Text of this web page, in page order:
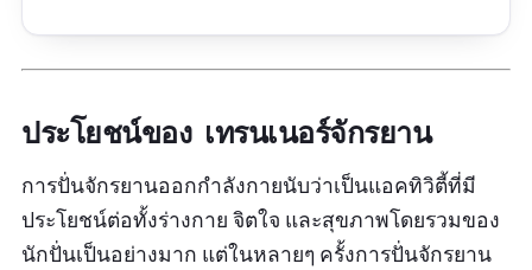
ข้อมูลเฉพาะ
รีวิวจากผู้ใช้จริง:
“คุณภาพเป็นอันดับต้น ๆ สูงสุด แนะนําเป็นอย่าง
ยิ่ง!”
ประโยชน์ของ เทรนเนอร์จักรยาน
การปั่นจักรยานออกกำลังกายนับว่าเป็นแอคทิวิตี้ที่มี
ประโยชน์ต่อทั้งร่างกาย จิตใจ และสุขภาพโดยรวมของ
นักปั่นเป็นอย่างมาก แต่ในหลายๆ ครั้งการปั่นจักรยาน